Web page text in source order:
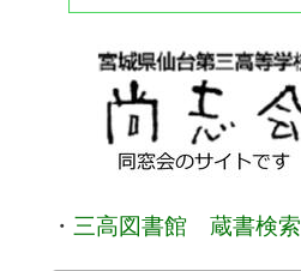
・ 三高図書館 蔵書検索